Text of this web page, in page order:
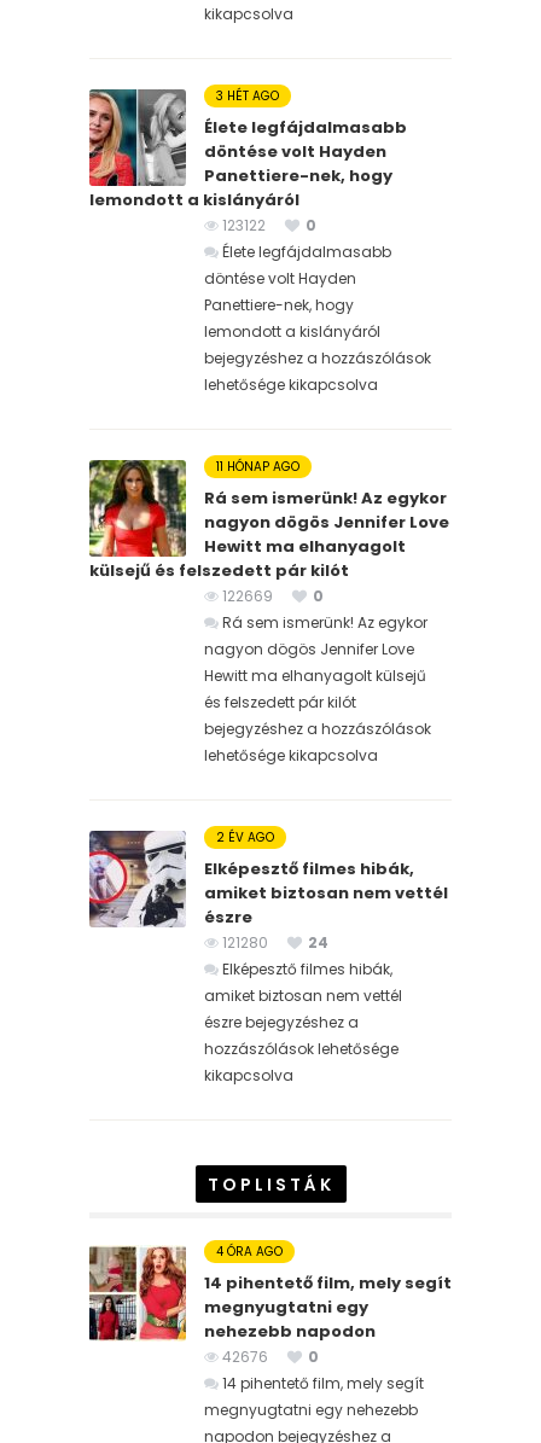
kikapcsolva
3 HÉT AGO
Élete legfájdalmasabb
döntése volt Hayden
Panettiere-nek, hogy
lemondott a kislányáról
123122
0
Élete legfájdalmasabb
döntése volt Hayden
Panettiere-nek, hogy
lemondott a kislányáról
bejegyzéshez a hozzászólások
lehetősége kikapcsolva
11 HÓNAP AGO
Rá sem ismerünk! Az egykor
nagyon dögös Jennifer Love
Hewitt ma elhanyagolt
külsejű és felszedett pár kilót
122669
0
Rá sem ismerünk! Az egykor
nagyon dögös Jennifer Love
Hewitt ma elhanyagolt külsejű
és felszedett pár kilót
bejegyzéshez a hozzászólások
lehetősége kikapcsolva
2 ÉV AGO
Elképesztő filmes hibák,
amiket biztosan nem vettél
észre
121280
24
Elképesztő filmes hibák,
amiket biztosan nem vettél
észre bejegyzéshez a
hozzászólások lehetősége
kikapcsolva
TOPLISTÁK
4 ÓRA AGO
14 pihentető film, mely segít
megnyugtatni egy
nehezebb napodon
42676
0
14 pihentető film, mely segít
megnyugtatni egy nehezebb
napodon bejegyzéshez a